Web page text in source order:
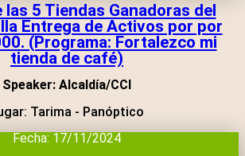
5 Tiendas Ganadoras del
Entrega de Activos por por
(Programa: Fortalezco mi
tienda de café)
Speaker: Alcaldía/CCI
Tarima - Panóptico
Fecha: 17/11/2024